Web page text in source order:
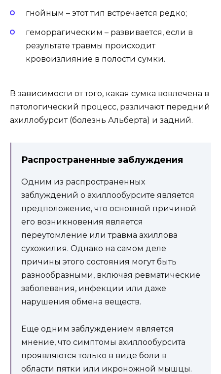
гнойным – этот тип встречается редко;
геморрагическим – развивается, если в
результате травмы происходит
кровоизлияние в полости сумки.
В зависимости от того, какая сумка вовлечена в
патологический процесс, различают передний
ахиллобурсит (болезнь Альберта) и задний.
Распространенные заблуждения
Одним из распространенных
заблуждений о ахиллообурсите является
предположение, что основной причиной
его возникновения является
переутомление или травма ахиллова
сухожилия. Однако на самом деле
причины этого состояния могут быть
разнообразными, включая ревматические
заболевания, инфекции или даже
нарушения обмена веществ.
Еще одним заблуждением является
мнение, что симптомы ахиллообурсита
проявляются только в виде боли в
области пятки или икроножной мышцы.